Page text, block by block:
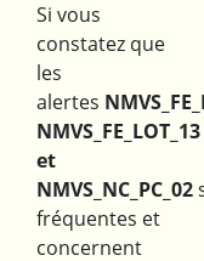
Si vous
constatez que
les
alertes
NMVS_FE_LOT_13
et
NMVS_NC_PC_02
fréquentes et
concernent